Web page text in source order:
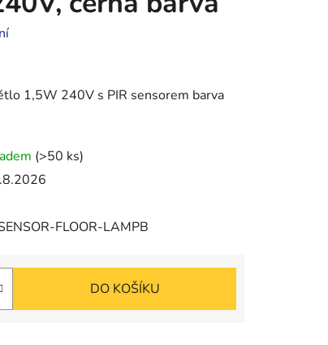
1,5W 240V s PIR sensorem barva
(>50 ks)
FLOOR-LAMPB
DO KOŠÍKU